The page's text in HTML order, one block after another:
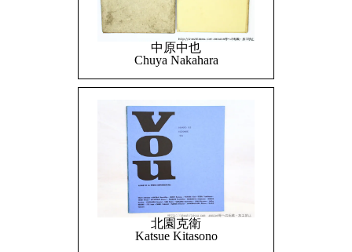
中原中也
Chuya Nakahara
北園克衛
Katsue Kitasono